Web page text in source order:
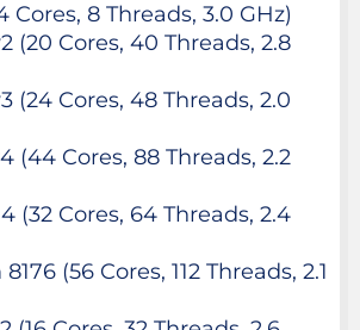
Cores, 8 Threads, 3.0 GHz)
(20 Cores, 40 Threads, 2.8
(24 Cores, 48 Threads, 2.0
(44 Cores, 88 Threads, 2.2
(32 Cores, 64 Threads, 2.4
(56 Cores, 112 Threads, 2.1